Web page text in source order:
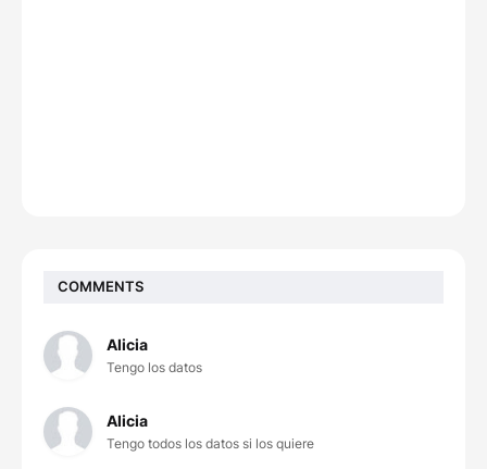
COMMENTS
Alicia
Tengo los datos
Alicia
Tengo todos los datos si los quiere